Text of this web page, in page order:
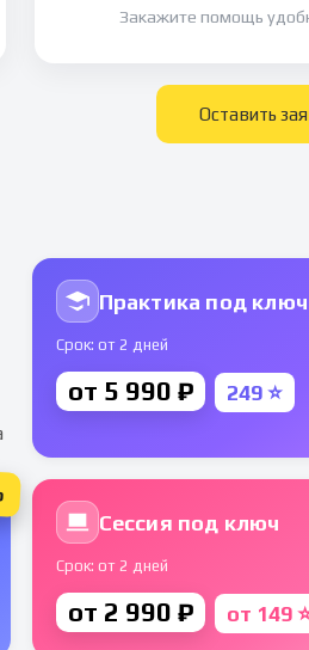
Закажите помощь
Оставить
Практика под ключ
Срок: от 2 дней
от 5 990 ₽ 249 ⭐
Сессия под ключ
Срок: от 2 дней
от 2 990 ₽ от 149